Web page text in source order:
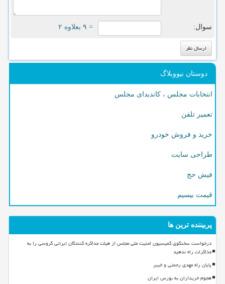
سوال: = ۹ بعلاوه ۲
دوستان نیووبلاگ
انتخابات مجلس ، کاندیدای مجلس
تعمیر تلفن
خرید و فروش خودرو
طراحی سایت
فیش حج
قیمت بیسیم
پربیننده ترین ها
درخواست سخنگوی کمیسیون امنیت ملی مجلس از هیأت مذاکره کنندگان ایرانی گروسی را به
مذاکرات راه ندهید
پایان راه مهدی رحمتی و خیبر
هجوم خریداران به بورس ایران